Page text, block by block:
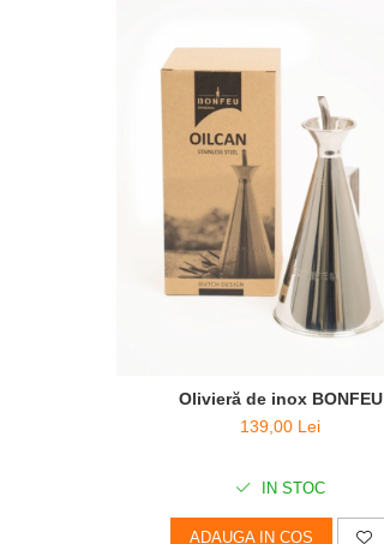
Olivieră de inox BONFEU
139,00 Lei
IN STOC
ADAUGA IN COS